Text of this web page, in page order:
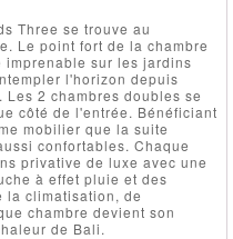
Three se trouve au
Le point fort de la chambre
imprenable sur les jardins
l'horizon depuis
2 chambres doubles se
côté de l'entrée. Bénéficiant
mobilier que la suite
confortables. Chaque
privative de luxe avec une
à effet pluie et des
la climatisation, de
chambre devient son
de Bali.